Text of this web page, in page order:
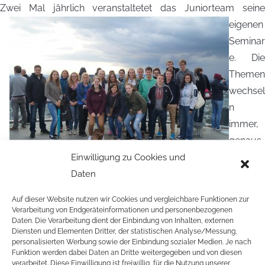
Einwilligung zu Cookies und
Daten
Auf dieser Website nutzen wir Cookies und vergleichbare Funktionen zur
Verarbeitung von Endgeräteinformationen und personenbezogenen
Daten. Die Verarbeitung dient der Einbindung von Inhalten, externen
Diensten und Elementen Dritter, der statistischen Analyse/Messung,
personalisierten Werbung sowie der Einbindung sozialer Medien. Je nach
Funktion werden dabei Daten an Dritte weitergegeben und von diesen
verarbeitet. Diese Einwilligung ist freiwillig, für die Nutzung unserer
Zwei Mal jährlich veranstaltetetdas Juniorteam seine
eigenen
Seminar
e. Die
Themen
wechsel
n
immer,
genaus
o wie
die Veranstaltungsorte. Herzlich eingeladen sind auch junge
immer von Freitagnachmittag bis Sonntagmittag statt –
neben Vorträgen und Workshops sorgen die Organisatoren
auch immer für ein abwechselndes Rahmen- und
Abendprogramm. Die Teilnahme kostet 30 Euro. Darin